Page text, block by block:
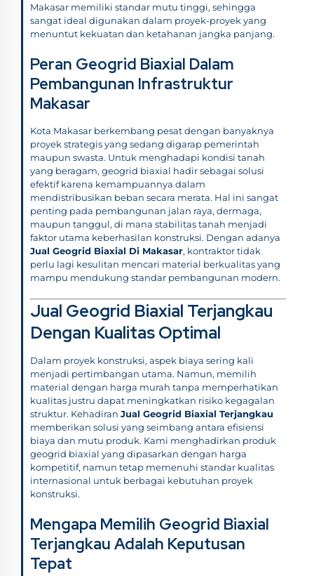
Makasar memiliki standar mutu tinggi, sehingga
sangat ideal digunakan dalam proyek-proyek yang
menuntut kekuatan dan ketahanan jangka panjang.
Peran Geogrid Biaxial Dalam
Pembangunan Infrastruktur
Makasar
Kota Makasar berkembang pesat dengan banyaknya
proyek strategis yang sedang digarap pemerintah
maupun swasta. Untuk menghadapi kondisi tanah
yang beragam, geogrid biaxial hadir sebagai solusi
efektif karena kemampuannya dalam
mendistribusikan beban secara merata. Hal ini sangat
penting pada pembangunan jalan raya, dermaga,
maupun tanggul, di mana stabilitas tanah menjadi
faktor utama keberhasilan konstruksi. Dengan adanya
Jual Geogrid Biaxial Di Makasar, kontraktor tidak
perlu lagi kesulitan mencari material berkualitas yang
mampu mendukung standar pembangunan modern.
Jual Geogrid Biaxial Terjangkau
Dengan Kualitas Optimal
Dalam proyek konstruksi, aspek biaya sering kali
menjadi pertimbangan utama. Namun, memilih
material dengan harga murah tanpa memperhatikan
kualitas justru dapat meningkatkan risiko kegagalan
struktur. Kehadiran Jual Geogrid Biaxial Terjangkau
memberikan solusi yang seimbang antara efisiensi
biaya dan mutu produk. Kami menghadirkan produk
geogrid biaxial yang dipasarkan dengan harga
kompetitif, namun tetap memenuhi standar kualitas
internasional untuk berbagai kebutuhan proyek
konstruksi.
Mengapa Memilih Geogrid Biaxial
Terjangkau Adalah Keputusan
Tepat